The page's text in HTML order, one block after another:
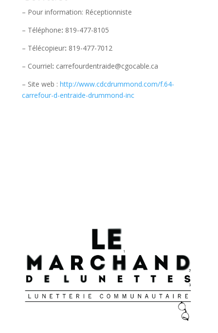
– Pour information: Réceptionniste
– Téléphone: 819-477-8105
– Télécopieur: 819-477-7012
– Courriel: carrefourdentraide@cgocable.ca
– Site web : http://www.cdcdrummond.com/f.64-
carrefour-d-entraide-drummond-inc